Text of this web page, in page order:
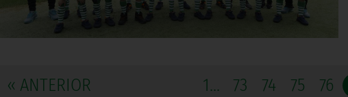
« ANTERIOR 1... 73 74 75 76